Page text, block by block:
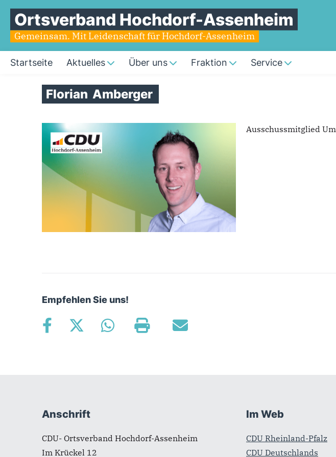
Ortsverband Hochdorf-Assenheim
Gemeinsam. Mit Leidenschaft für Hochdorf-Assenheim
Startseite Aktuelles Über uns Fraktion Service
Florian Amberger
Ausschussmitglied
Empfehlen Sie uns!
Fußbereich
Anschrift
CDU- Ortsverband Hochdorf-Assenheim
Im Krückel 12
Im Web
CDU Rheinland-Pfalz
CDU Deutschlands